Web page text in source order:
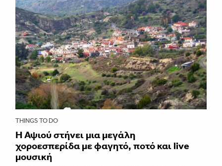
THINGS TO DO
Η Αψιού στήνει μια μεγάλη
χοροεσπερίδα με φαγητό, ποτό και live
μουσική